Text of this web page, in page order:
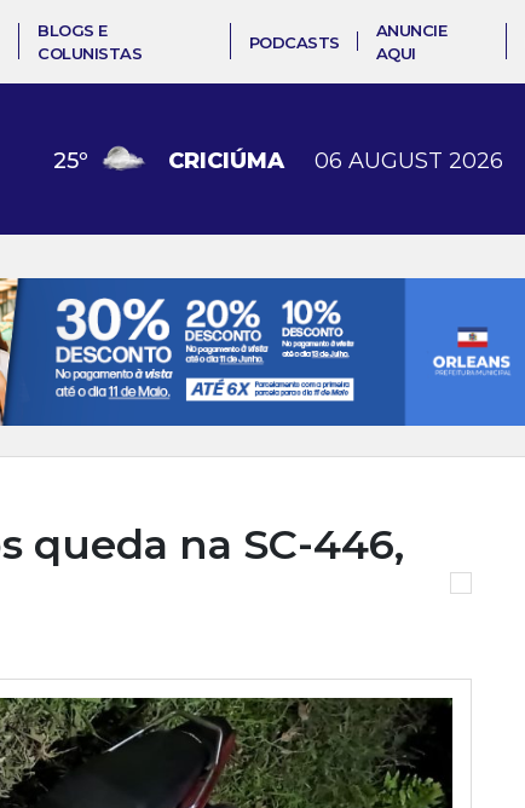
BLOGS E
COLUNISTAS
PODCASTS
ANUNCIE
AQUI
25º CRICIÚMA 06 AUGUST 2026
queda na SC-446,